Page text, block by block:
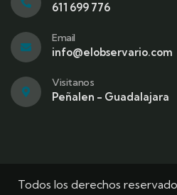
611 699 776
Email
info@elobservario.com
Visitanos
Peñalen - Guadalajara
Todos los derechos